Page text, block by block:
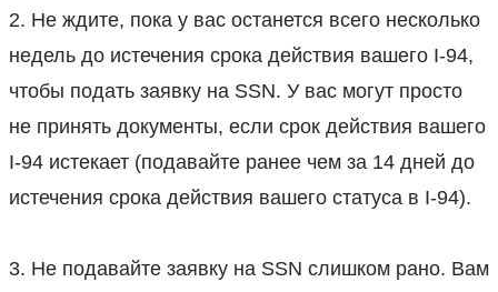
2. Не ждите, пока у вас останется всего несколько
недель до истечения срока действия вашего I-94,
чтобы подать заявку на SSN. У вас могут просто
не принять документы, если срок действия вашего
I-94 истекает (подавайте ранее чем за 14 дней до
истечения срока действия вашего статуса в I-94).
3. Не подавайте заявку на SSN слишком рано. Вам